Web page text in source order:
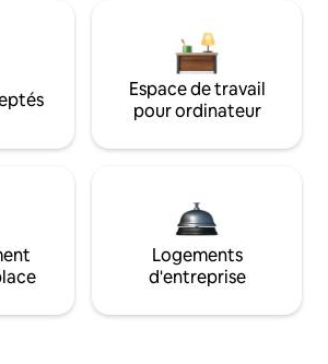
Espace de travail
pour ordinateur
Logements
d'entreprise